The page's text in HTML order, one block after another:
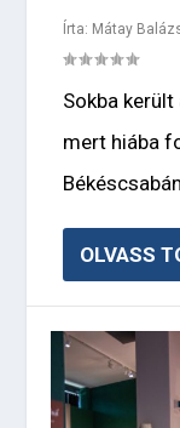
Írta: Mátay
Sokba
mert hiába
OLVASS